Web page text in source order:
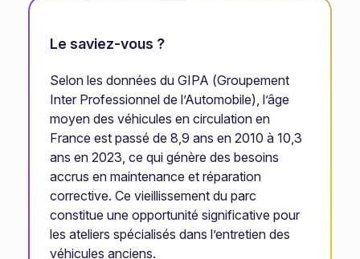
Le saviez-vous ?
Selon les données du GIPA (Groupement
Inter Professionnel de l’Automobile), l’âge
moyen des véhicules en circulation en
France est passé de 8,9 ans en 2010 à 10,3
ans en 2023, ce qui génère des besoins
accrus en maintenance et réparation
corrective. Ce vieillissement du parc
constitue une opportunité significative pour
les ateliers spécialisés dans l’entretien des
véhicules anciens.